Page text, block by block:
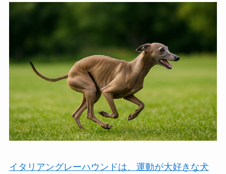
イタリアングレーハウンドは、運動が大好きな犬